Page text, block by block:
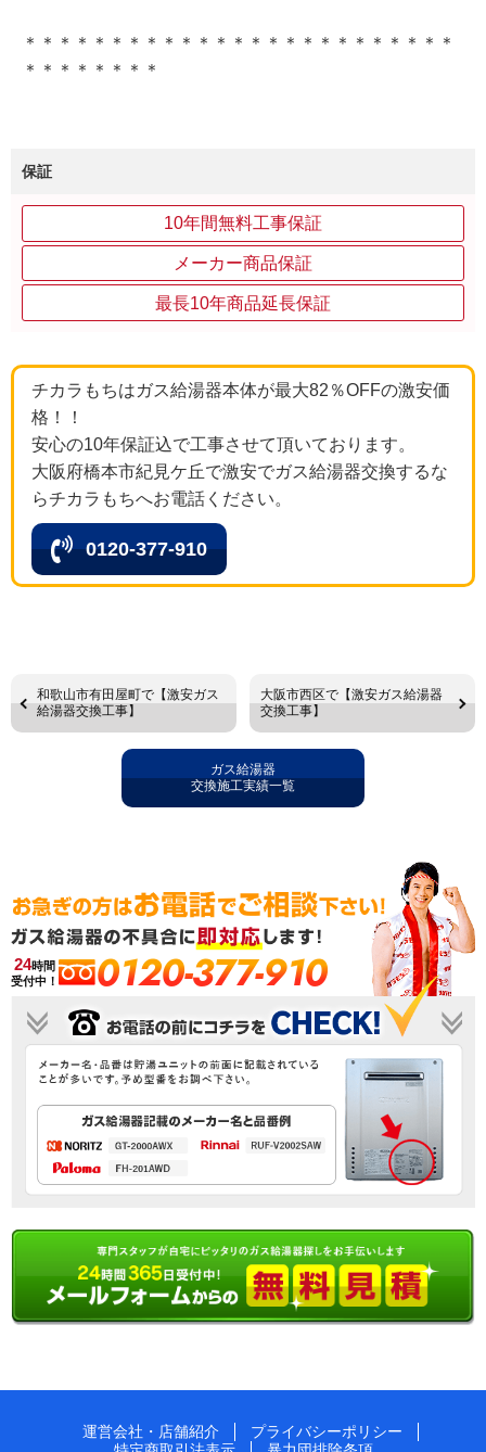
＊＊＊＊＊＊＊＊＊＊＊＊＊＊＊＊＊＊＊＊＊＊＊＊＊
＊＊＊＊＊＊＊＊
保証
10年間無料工事保証
メーカー商品保証
最長10年商品延長保証
チカラもちはガス給湯器本体が最大82％OFFの激安価
格！！
安心の10年保証込で工事させて頂いております。
大阪府橋本市紀見ケ丘で激安でガス給湯器交換するな
らチカラもちへお電話ください。
0120-377-910
和歌山市有田屋町で【激安ガス
給湯器交換工事】
大阪市西区で【激安ガス給湯器
交換工事】
ガス給湯器
交換施工実績一覧
24時間
受付中！
0120-377-910
運営会社・店舗紹介
プライバシーポリシー